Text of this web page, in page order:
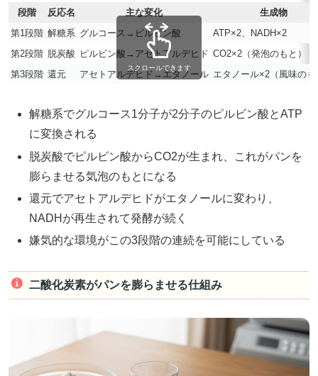
段階 反応名 主な変化
生成物
第1段階 解糖系 グルコース→ピルビン酸
ATP×2、NADH×2
第2段階 脱炭酸 ピルビン酸→アセトアルデヒド CO2×2（発泡のもと）
第3段階 還元 アセトアルデヒド→エタノール エタノール×2（風味のも
スクロールできます
解糖系でグルコース1分子が2分子のピルビン酸とATP
に変換される
脱炭酸でピルビン酸からCO2が生まれ、これがパンを
膨らませる気泡のもとになる
還元でアセトアルデヒドがエタノールに変わり、
NADHが再生されて発酵が続く
嫌気的な環境がこの3段階の連続を可能にしている
二酸化炭素がパンを膨らませる仕組み